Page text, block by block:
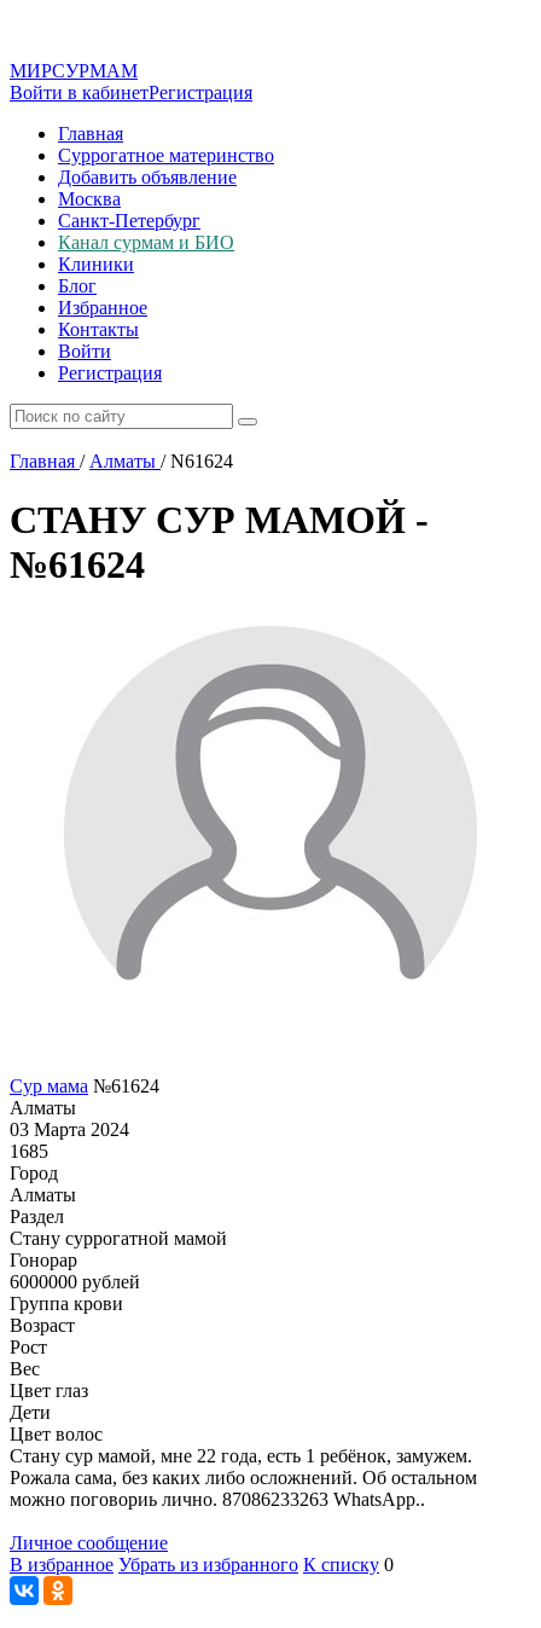
МИРСУРМАМ
Войти в кабинетРегистрация
Главная
Суррогатное материнство
Добавить объявление
Москва
Санкт-Петербург
Канал сурмам и БИО
Клиники
Блог
Избранное
Контакты
Войти
Регистрация
Главная / Алматы /N61624
СТАНУ СУР МАМОЙ -
№61624
Сур мама №61624
Алматы
03 Марта 2024
1685
Город
Алматы
Раздел
Cтану суррогатной мамой
Гонoрар
6000000 рублей
Группа крови
Возраст
Рост
Вес
Цвет глаз
Дети
Цвет волос
Стану сур мамой, мне 22 года, есть 1 ребёнок, замужем.
Рожала сама, без каких либо осложнений. Об остальном
можно поговориь лично. 87086233263 WhatsApp..
Личное сообщение
В избранное Убрать из избранного К списку 0